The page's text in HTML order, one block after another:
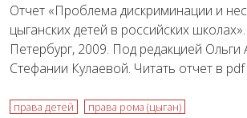
Отчет «Проблема дискриминации и
цыганских детей в российских
Петербург, 2009. Под редакцией
Стефании Кулаевой. Читать отчет в pdf
права детей права рома (цыган)